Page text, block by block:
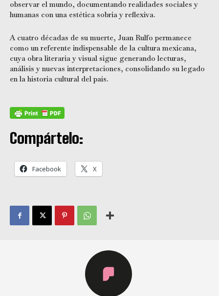
observar el mundo, documentando realidades sociales y
humanas con una estética sobria y reflexiva.
A cuatro décadas de su muerte, Juan Rulfo permanece
como un referente indispensable de la cultura mexicana,
cuya obra literaria y visual sigue generando lecturas,
análisis y nuevas interpretaciones, consolidando su legado
en la historia cultural del país.
Compártelo:
Facebook X